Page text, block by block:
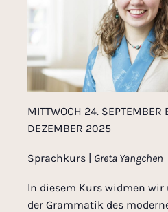
MITTWOCH 24. SEPTEMBER
DEZEMBER 2025
Sprachkurs | Greta Yangchen
In diesem Kurs widmen wir
der Grammatik des